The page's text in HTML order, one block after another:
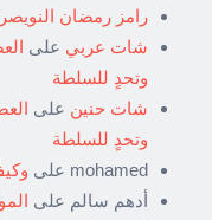
رامز رمضان
شات عربي على
وتحدٍ للسلطة
شات حنين على
وتحدٍ للسلطة
mohamed على
أدهم سالم على